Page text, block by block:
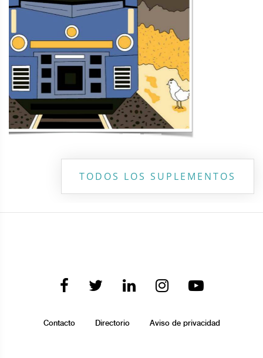
Copyright ©2026 Todos los derechos reservados | La Jornada
Maya